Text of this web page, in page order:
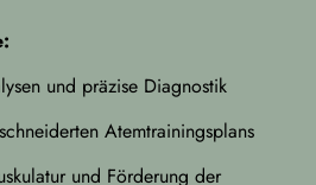
und präzise Diagnostik
Atemtrainingsplans
und Förderung der